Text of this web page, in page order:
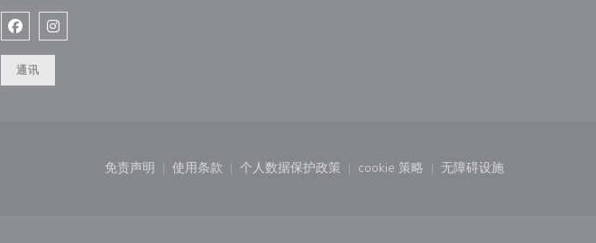
Facebook ((在新窗口中打开))
Instagram ((在新窗口中打开))
通讯
免责声明
((在新窗口中打开))
使用条款
((在新窗口中打开))
个人数据保护政策
((在新窗口中打开))
cookie 策略
((在新窗口中打开))
无障碍设施
((在新窗口中打开))